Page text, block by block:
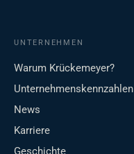
UNTERNEHMEN
Warum Krückemeyer?
Unternehmenskennzahlen
News
Karriere
Geschichte